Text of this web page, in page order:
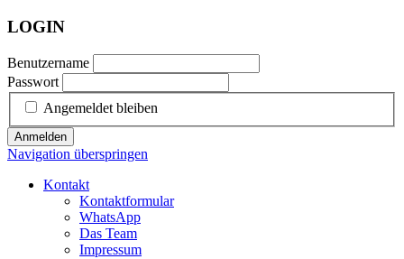
LOGIN
Benutzername
Passwort
Angemeldet bleiben
Anmelden
Navigation überspringen
Kontakt
Kontaktformular
WhatsApp
Das Team
Impressum